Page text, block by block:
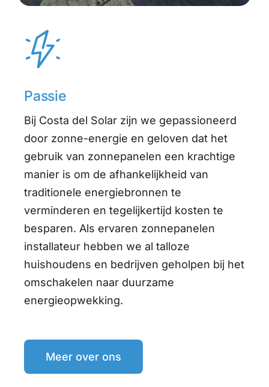
Passie
Bij Costa del Solar zijn we gepassioneerd
door zonne-energie en geloven dat het
gebruik van zonnepanelen een krachtige
manier is om de afhankelijkheid van
traditionele energiebronnen te
verminderen en tegelijkertijd kosten te
besparen. Als ervaren zonnepanelen
installateur hebben we al talloze
huishoudens en bedrijven geholpen bij het
omschakelen naar duurzame
energieopwekking.
Meer over ons